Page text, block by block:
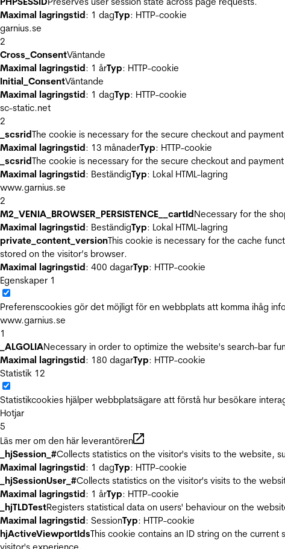
Maximal lagringstid: 1 dagTyp: HTTP-cookie
garnius.se
2
Cross_ConsentVäntande
Maximal lagringstid: 1 årTyp: HTTP-cookie
Initial_ConsentVäntande
Maximal lagringstid: 1 dagTyp: HTTP-cookie
sc-static.net
2
_scsridThe cookie is necessary for the secure checkout and
Maximal lagringstid: 13 månaderTyp: HTTP-cookie
_scsridThe cookie is necessary for the secure checkout and
Maximal lagringstid: BeständigTyp: Lokal HTML-lagring
www.garnius.se
2
M2_VENIA_BROWSER_PERSISTENCE__cartIdNecessary for the
Maximal lagringstid: BeständigTyp: Lokal HTML-lagring
private_content_versionThis cookie is necessary for the cache
stored on the visitor’s browser.
Maximal lagringstid: 400 dagarTyp: HTTP-cookie
Egenskaper 1
Preferenscookies gör det möjligt för en webbplats att komma ihåg
www.garnius.se
1
_ALGOLIANecessary in order to optimize the website's search-bar
Maximal lagringstid: 180 dagarTyp: HTTP-cookie
Statistik 12
Statistikcookies hjälper webbplatsägare att förstå hur besökare
Hotjar
5
Läs mer om den här leverantören
_hjSession_#Collects statistics on the visitor's visits to the website,
Maximal lagringstid: 1 dagTyp: HTTP-cookie
_hjSessionUser_#Collects statistics on the visitor's visits to the
Maximal lagringstid: 1 årTyp: HTTP-cookie
_hjTLDTestRegisters statistical data on users' behaviour on the
Maximal lagringstid: SessionTyp: HTTP-cookie
hjActiveViewportIdsThis cookie contains an ID string on the